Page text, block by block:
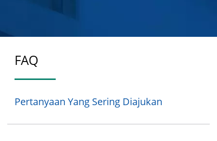
FAQ
Pertanyaan Yang Sering Diajukan